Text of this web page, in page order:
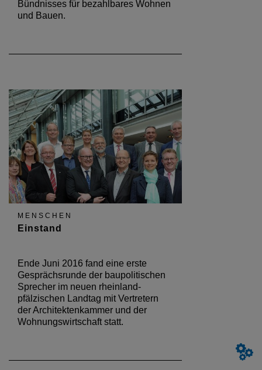
MENSCHEN
Einstand
Sprecher im neuen rheinland-
pfälzischen Landtag mit Vertretern
der Architektenkammer und der
Wohnungswirtschaft statt.